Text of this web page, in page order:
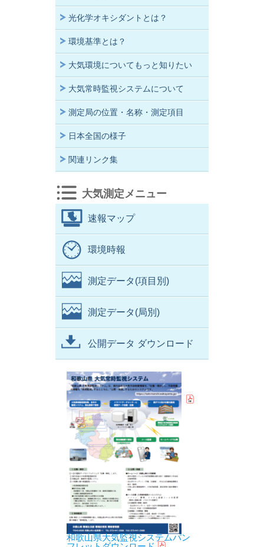
光化学オキシダントとは？
環境基準とは？
大気環境についてもっと知りたい
大気常時監視システムについて
測定局の位置・名称・測定項目
日本全国の様子
関連リンク集
大気測定メニュー
速報マップ
環境時報
測定データ(項目別)
測定データ(局別)
公開データ ダウンロード
和歌山県大気監視システムパン